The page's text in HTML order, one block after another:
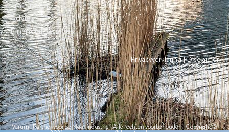
Trainingen
Advies
Financial Services
Privacyverklaring |Disclaimer
Verum | Partner voor de Maakindustrie - Alle rechten voorbehouden | Copyright ©